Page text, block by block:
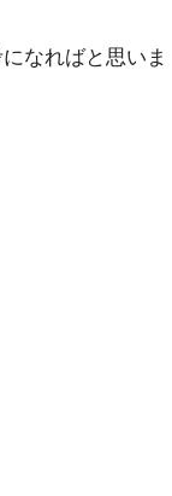
なればと思いま